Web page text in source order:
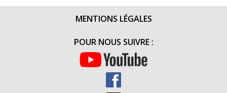
MENTIONS LÉGALES
POUR NOUS SUIVRE :